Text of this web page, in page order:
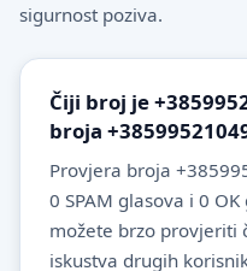
sigurnost poziva.
Čiji broj je
broja
Provjera broja
0 SPAM glasova i 0
možete brzo provjeriti
iskustva drugih